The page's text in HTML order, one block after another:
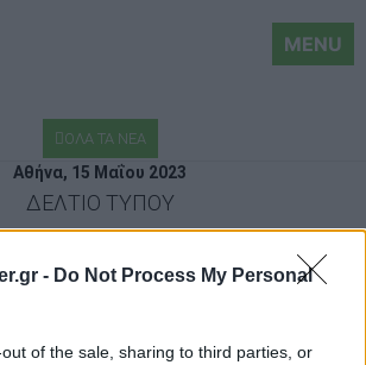
- Do Not Process My Personal
of the sale, sharing to third parties, or
MENU
ΟΛΑ ΤΑ ΝΕΑ
Αθήνα, 15 Μαΐου 2023
ΔΕΛΤΙΟ ΤΥΠΟΥ
ΑΝΆΠΤΥΞΗΣ, ΣΊΜΟΥ
ΣΤΗΝ ΕΎΒΟΙΑ